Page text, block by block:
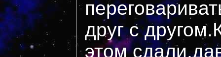
друг с
этом